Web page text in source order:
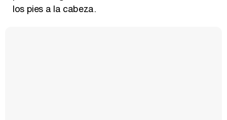
los pies a la cabeza.